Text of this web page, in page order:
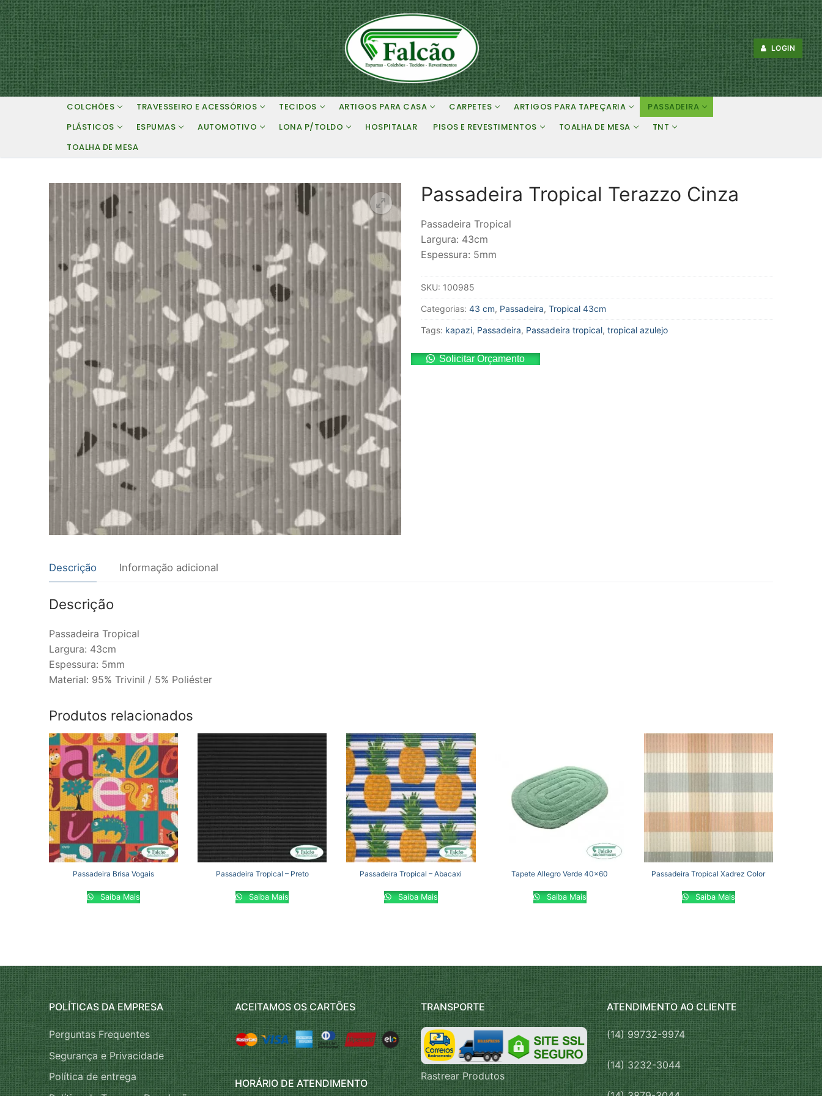
Pular
para
o
conteúdo
LOGIN
COLCHÕES TRAVESSEIRO E ACESSÓRIOS TECIDOS ARTIGOS PARA CASA CARPETES ARTIGOS PARA TAPEÇARIA
PASSADEIRA
PLÁSTICOS
ESPUMAS AUTOMOTIVO LONA P/TOLDO HOSPITALAR PISOS E REVESTIMENTOS TOALHA DE MESA
TNT
TOALHA DE MESA
Passadeira Tropical Terazzo Cinza
Passadeira Tropical
Largura: 43cm
Espessura: 5mm
SKU: 100985
Categorias: 43 cm, Passadeira, Tropical 43cm
Tags: kapazi, Passadeira, Passadeira tropical, tropical azulejo
Solicitar Orçamento
Descrição Informação adicional
Descrição
Passadeira Tropical
Largura: 43cm
Espessura: 5mm
Material: 95% Trivinil / 5% Poliéster
Produtos relacionados
Passadeira Brisa Vogais
Saiba Mais
Passadeira Tropical – Preto
Saiba Mais
Passadeira Tropical – Abacaxi
Saiba Mais
Tapete Allegro Verde 40×60
Saiba Mais
Passadeira Tropical Xadrez Color
Saiba Mais
POLÍTICAS DA EMPRESA
Perguntas Frequentes
Segurança e Privacidade
Política de entrega
ACEITAMOS OS CARTÕES
HORÁRIO DE ATENDIMENTO
TRANSPORTE
Rastrear Produtos
ATENDIMENTO AO CLIENTE
(14) 99732-9974
(14) 3232-3044